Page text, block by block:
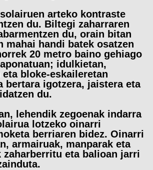
arteko kontraste
du. Biltegi zaharraren
du, orain bitan
mahai handi batek osatzen
20 metro baino gehiago
idulkietan,
bloke-eskaileretan
bertara igotzera, jaistera eta
du.
lehendik zegoenak indarra
lotzeko oinarri
berriaren bidez. Oinarri
armairuak, manparak eta
zaharberritu eta balioan jarri